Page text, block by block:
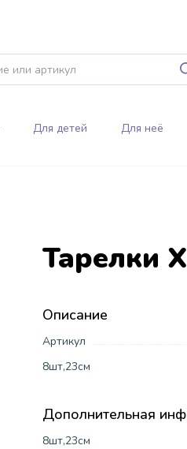
Для детей Для неё
Тарелки
Описание
Артикул
8шт,23см
Дополнительная
8шт,23см